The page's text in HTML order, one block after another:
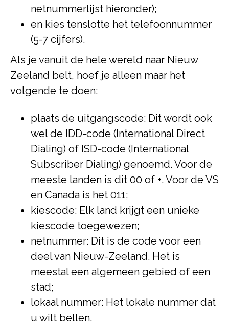
netnummerlijst hieronder);
en kies tenslotte het telefoonnummer
(5-7 cijfers).
Als je vanuit de hele wereld naar Nieuw
Zeeland belt, hoef je alleen maar het
volgende te doen:
plaats de uitgangscode: Dit wordt ook
wel de IDD-code (International Direct
Dialing) of ISD-code (International
Subscriber Dialing) genoemd. Voor de
meeste landen is dit 00 of +. Voor de VS
en Canada is het 011;
kiescode: Elk land krijgt een unieke
kiescode toegewezen;
netnummer: Dit is de code voor een
deel van Nieuw-Zeeland. Het is
meestal een algemeen gebied of een
stad;
lokaal nummer: Het lokale nummer dat
u wilt bellen.